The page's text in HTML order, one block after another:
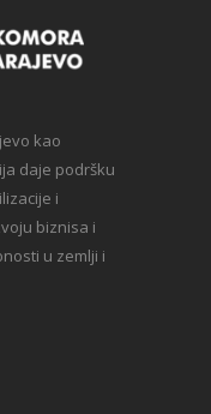
kao
daje podršku
i
biznisa i
u zemlji i